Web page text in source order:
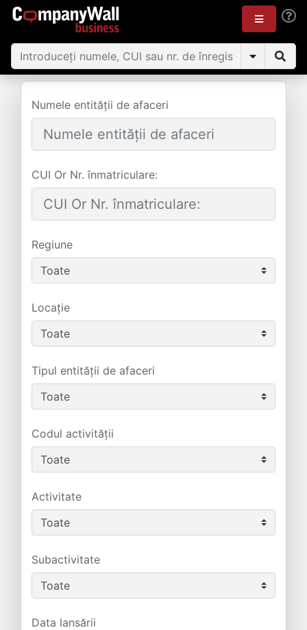
Numele entității de afaceri
CUI Or Nr. înmatriculare:
Regiune
Locație
Tipul entității de afaceri
Codul activității
Activitate
Subactivitate
Data lansării